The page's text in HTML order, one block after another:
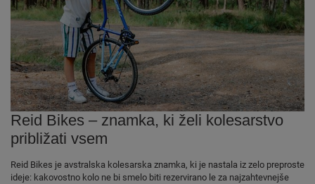
Reid Bikes – znamka, ki želi kolesarstvo
približati vsem
Reid Bikes je avstralska kolesarska znamka, ki je nastala iz zelo preproste
ideje: kakovostno kolo ne bi smelo biti rezervirano le za najzahtevnejše